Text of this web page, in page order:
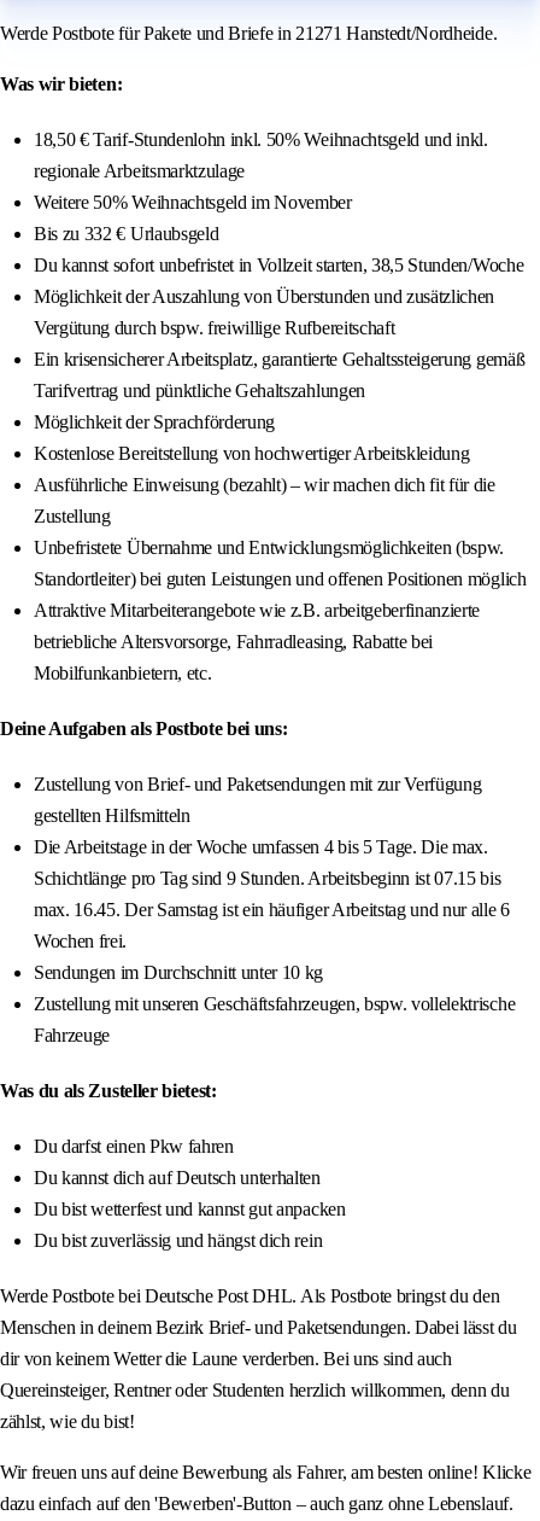
Werde Postbote für Pakete und Briefe in 21271 Hanstedt/Nordheide.
Was wir bieten:
18,50 € Tarif-Stundenlohn inkl. 50% Weihnachtsgeld und inkl.
regionale Arbeitsmarktzulage
Weitere 50% Weihnachtsgeld im November
Bis zu 332 € Urlaubsgeld
Du kannst sofort unbefristet in Vollzeit starten, 38,5 Stunden/Woche
Möglichkeit der Auszahlung von Überstunden und zusätzlichen
Vergütung durch bspw. freiwillige Rufbereitschaft
Ein krisensicherer Arbeitsplatz, garantierte Gehaltssteigerung gemäß
Tarifvertrag und pünktliche Gehaltszahlungen
Möglichkeit der Sprachförderung
Kostenlose Bereitstellung von hochwertiger Arbeitskleidung
Ausführliche Einweisung (bezahlt) – wir machen dich fit für die
Zustellung
Unbefristete Übernahme und Entwicklungsmöglichkeiten (bspw.
Standortleiter) bei guten Leistungen und offenen Positionen möglich
Attraktive Mitarbeiterangebote wie z.B. arbeitgeberfinanzierte
betriebliche Altersvorsorge, Fahrradleasing, Rabatte bei
Mobilfunkanbietern, etc.
Deine Aufgaben als Postbote bei uns:
Zustellung von Brief- und Paketsendungen mit zur Verfügung
gestellten Hilfsmitteln
Die Arbeitstage in der Woche umfassen 4 bis 5 Tage. Die max.
Schichtlänge pro Tag sind 9 Stunden. Arbeitsbeginn ist 07.15 bis
max. 16.45. Der Samstag ist ein häufiger Arbeitstag und nur alle 6
Wochen frei.
Sendungen im Durchschnitt unter 10 kg
Zustellung mit unseren Geschäftsfahrzeugen, bspw. vollelektrische
Fahrzeuge
Was du als Zusteller bietest:
Du darfst einen Pkw fahren
Du kannst dich auf Deutsch unterhalten
Du bist wetterfest und kannst gut anpacken
Du bist zuverlässig und hängst dich rein
Werde Postbote bei Deutsche Post DHL. Als Postbote bringst du den
Menschen in deinem Bezirk Brief- und Paketsendungen. Dabei lässt du
dir von keinem Wetter die Laune verderben. Bei uns sind auch
Quereinsteiger, Rentner oder Studenten herzlich willkommen, denn du
zählst, wie du bist!
Wir freuen uns auf deine Bewerbung als Fahrer, am besten online! Klicke
dazu einfach auf den 'Bewerben'-Button – auch ganz ohne Lebenslauf.